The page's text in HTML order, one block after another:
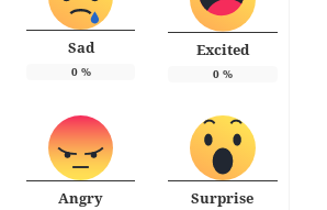
Sad
0%
Excited
0%
Angry Surprise